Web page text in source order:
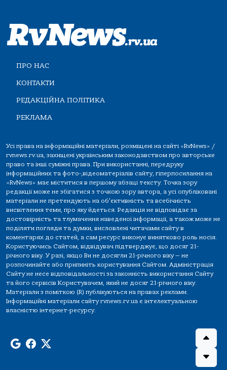
ПРО НАС
КОНТАКТИ
РЕДАКЦІЙНА ПОЛІТИКА
РЕКЛАМА
Усі права на інформаційні матеріали, розміщені на сайті «RvNews» /
rvnews.rv.ua, захищені українським законодавством про авторське
право та інші суміжні права. При використанні, передруку
інформаційних та фото-,відеоматеріалів сайту, гіперпосилання на
«RvNews» має міститися в першому абзаці тексту. Точка зору
редакції може не збігатися з точкою зору автора, а усі опубліковані
матеріали не претендують на об'єктивність та всебічність
висвітлення теми, про яку йдеться. Редакція не відповідає за
достовірність та тлумачення наведеної інформації, а також може не
поділяти погляди та думки, висловлені читачами сайту в
коментарях до статей, а сам ресурс виконує винятково роль носія.
Користуючись Сайтом, відвідувач підтверджує, що досяг 21-
річного віку. У разі, якщо Ви не досягли 21-річного віку — не
розпочинайте або припиніть користування Сайтом. Адміністрація
Сайту не несе відповідальності за законність використання Сайту
та його сервісів Користувачем, який не досяг 21-річного віку.
Матеріали з поміткою (R) публікуються на правах реклами.
Інформаційні матеріали сайту rvnews.rv.ua є інтелектуальною
власністю інтернет-ресурсу.